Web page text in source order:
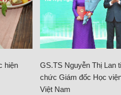
hiện
GS.TS Nguyễn Thị Lan
chức Giám đốc Học
Việt Nam